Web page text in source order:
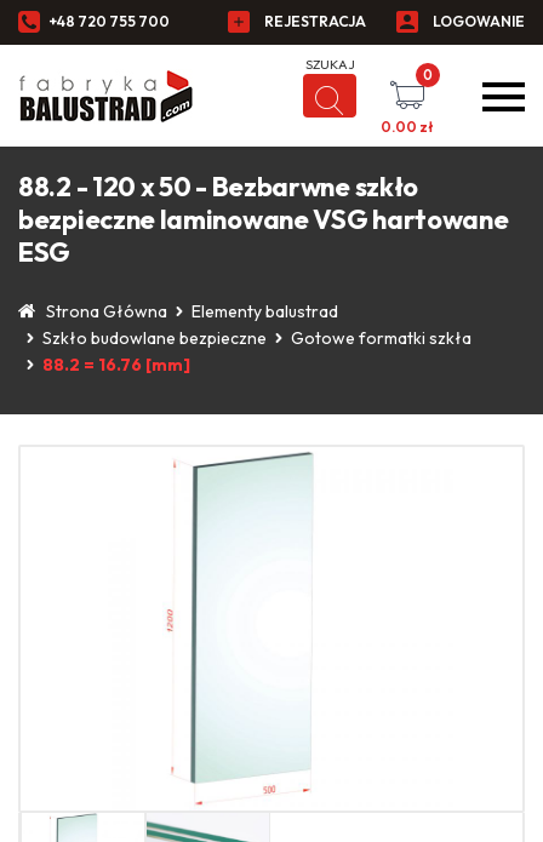
+48 720 755 700 REJESTRACJA LOGOWANIE
0
0.00 zł
88.2 - 120 x 50 - Bezbarwne szkło
bezpieczne laminowane VSG hartowane
ESG
Strona Główna
Elementy balustrad
Szkło budowlane bezpieczne
Gotowe formatki szkła
88.2 = 16.76 [mm]